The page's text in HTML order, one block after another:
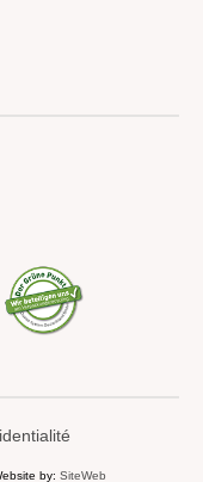
by: SiteWeb